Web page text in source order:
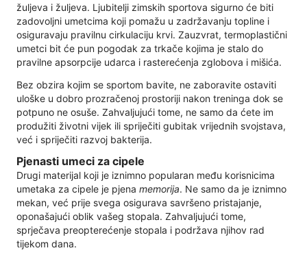
žuljeva i žuljeva. Ljubitelji zimskih sportova sigurno će biti
zadovoljni umetcima koji pomažu u zadržavanju topline i
osiguravaju pravilnu cirkulaciju krvi. Zauzvrat, termoplastični
umetci bit će pun pogodak za trkače kojima je stalo do
pravilne apsorpcije udarca i rasterećenja zglobova i mišića.
Bez obzira kojim se sportom bavite, ne zaboravite ostaviti
uloške u dobro prozračenoj prostoriji nakon treninga dok se
potpuno ne osuše. Zahvaljujući tome, ne samo da ćete im
produžiti životni vijek ili spriječiti gubitak vrijednih svojstava,
već i spriječiti razvoj bakterija.
Pjenasti umeci za cipele
Drugi materijal koji je iznimno popularan među korisnicima
umetaka za cipele je pjena memorija. Ne samo da je iznimno
mekan, već prije svega osigurava savršeno pristajanje,
oponašajući oblik vašeg stopala. Zahvaljujući tome,
sprječava preopterećenje stopala i podržava njihov rad
tijekom dana.